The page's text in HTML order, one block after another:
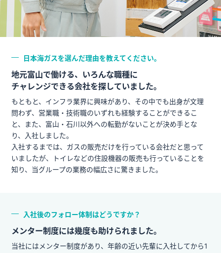
日本海ガスを選んだ理由を教えてください。
地元富山で働ける、いろんな職種に
チャレンジできる会社を探していました。
もともと、インフラ業界に興味があり、その中でも出身が文理
問わず、営業職・技術職のいずれも経験することができるこ
と、また、富山・石川以外への転勤がないことが決め手とな
り、入社しました。
入社するまでは、ガスの販売だけを行っている会社だと思って
いましたが、トイレなどの住設機器の販売も行っていることを
知り、当グループの業務の幅広さに驚きました。
入社後のフォロー体制はどうですか？
メンター制度には幾度も助けられました。
当社にはメンター制度があり、年齢の近い先輩に入社してから1